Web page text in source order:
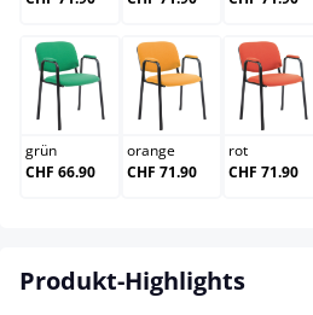
grün
grün
CHF 66.90
orange
orange
CHF 71.90
rot
rot
CHF 71.90
Produkt-Highlights